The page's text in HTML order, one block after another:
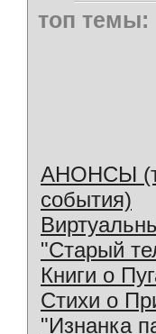
топ темы:
АНОНСЫ
события)
"Старый
Книги о
Стихи о
"Изнанка